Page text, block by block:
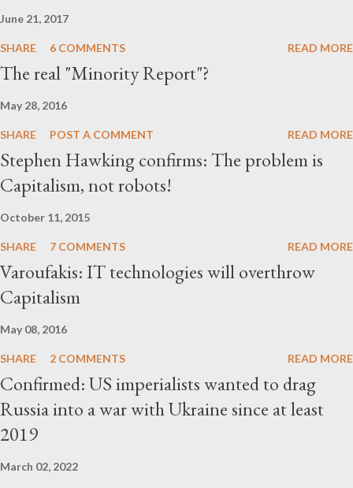
lessen following his recent admission and apparent behind the
scenes deal...
June 21, 2017
SHARE 6 COMMENTS READ MORE
The real "Minority Report"?
May 28, 2016
SHARE POST A COMMENT READ MORE
Stephen Hawking confirms: The problem is
Capitalism, not robots!
October 11, 2015
SHARE 7 COMMENTS READ MORE
Varoufakis: IT technologies will overthrow
Capitalism
May 08, 2016
SHARE 2 COMMENTS READ MORE
Confirmed: US imperialists wanted to drag
Russia into a war with Ukraine since at least
2019
March 02, 2022